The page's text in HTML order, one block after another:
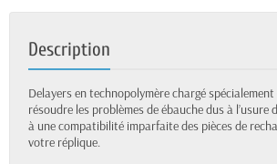
Description
Delayers en technopolymère chargé
résoudre les problèmes de ébauche dus à
à une compatibilité imparfaite des pièces de
votre réplique.